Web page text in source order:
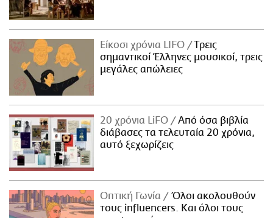
Είκοσι χρόνια LIFO
Tρεις
σημαντικοί Έλληνες μουσικοί, τρεις
μεγάλες απώλειες
20 χρόνια LiFO
Από όσα βιβλία
διάβασες τα τελευταία 20 χρόνια,
αυτό ξεχωρίζεις
Οπτική Γωνία
Όλοι ακολουθούν
τους influencers. Και όλοι τους